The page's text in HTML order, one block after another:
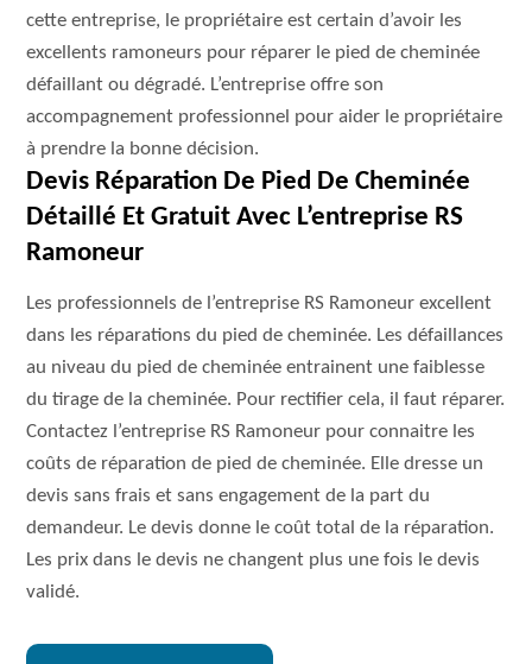
cette entreprise, le propriétaire est certain d’avoir les
excellents ramoneurs pour réparer le pied de cheminée
défaillant ou dégradé. L’entreprise offre son
accompagnement professionnel pour aider le propriétaire
à prendre la bonne décision.
Devis Réparation De Pied De Cheminée
Détaillé Et Gratuit Avec L’entreprise RS
Ramoneur
Les professionnels de l’entreprise RS Ramoneur excellent
dans les réparations du pied de cheminée. Les défaillances
au niveau du pied de cheminée entrainent une faiblesse
du tirage de la cheminée. Pour rectifier cela, il faut réparer.
Contactez l’entreprise RS Ramoneur pour connaitre les
coûts de réparation de pied de cheminée. Elle dresse un
devis sans frais et sans engagement de la part du
demandeur. Le devis donne le coût total de la réparation.
Les prix dans le devis ne changent plus une fois le devis
validé.